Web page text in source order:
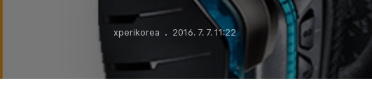
xperikorea 2016. 7. 7. 11:22